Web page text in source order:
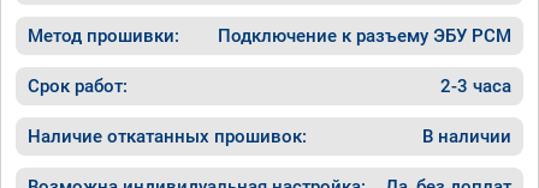
Метод прошивки: Подключение к разъему ЭБУ PCM
Срок работ: 2-3 часа
Наличие откатанных прошивок: В наличии